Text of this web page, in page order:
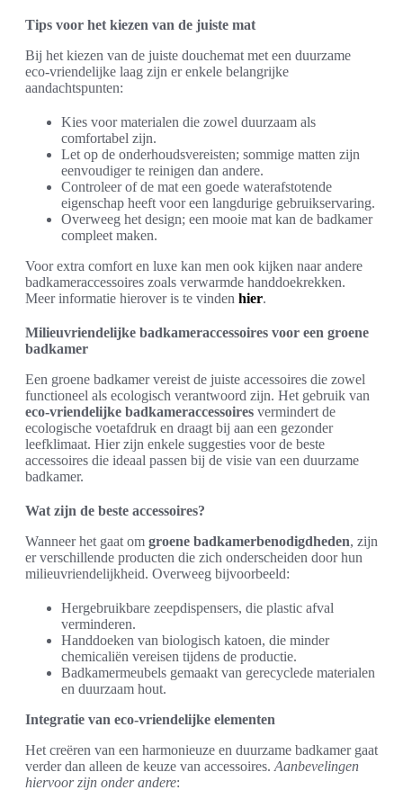
Tips voor het kiezen van de juiste mat
Bij het kiezen van de juiste douchemat met een duurzame
eco-vriendelijke laag zijn er enkele belangrijke
aandachtspunten:
Kies voor materialen die zowel duurzaam als
comfortabel zijn.
Let op de onderhoudsvereisten; sommige matten zijn
eenvoudiger te reinigen dan andere.
Controleer of de mat een goede waterafstotende
eigenschap heeft voor een langdurige gebruikservaring.
Overweeg het design; een mooie mat kan de badkamer
compleet maken.
Voor extra comfort en luxe kan men ook kijken naar andere
badkameraccessoires zoals verwarmde handdoekrekken.
Meer informatie hierover is te vinden hier.
Milieuvriendelijke badkameraccessoires voor een groene
badkamer
Een groene badkamer vereist de juiste accessoires die zowel
functioneel als ecologisch verantwoord zijn. Het gebruik van
eco-vriendelijke badkameraccessoires vermindert de
ecologische voetafdruk en draagt bij aan een gezonder
leefklimaat. Hier zijn enkele suggesties voor de beste
accessoires die ideaal passen bij de visie van een duurzame
badkamer.
Wat zijn de beste accessoires?
Wanneer het gaat om groene badkamerbenodigdheden, zijn
er verschillende producten die zich onderscheiden door hun
milieuvriendelijkheid. Overweeg bijvoorbeeld:
Hergebruikbare zeepdispensers, die plastic afval
verminderen.
Handdoeken van biologisch katoen, die minder
chemicaliën vereisen tijdens de productie.
Badkamermeubels gemaakt van gerecyclede materialen
en duurzaam hout.
Integratie van eco-vriendelijke elementen
Het creëren van een harmonieuze en duurzame badkamer gaat
verder dan alleen de keuze van accessoires. Aanbevelingen
hiervoor zijn onder andere: